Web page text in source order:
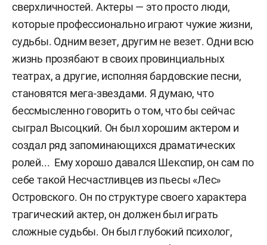
сверхличностей. Актеры — это просто люди,
которые профессионально играют чужие жизни,
судьбы. Одним везет, другим не везет. Одни всю
жизнь прозябают в своих провинциальных
театрах, а другие, исполняя бардовские песни,
становятся мега-звездами. Я думаю, что
бессмысленно говорить о том, что бы сейчас
сыграл Высоцкий. Он был хорошим актером и
создал ряд запоминающихся драматических
ролей... Ему хорошо давался Шекспир, он сам по
себе такой Несчастливцев из пьесы «Лес»
Островского. Он по структуре своего характера
трагический актер, он должен был играть
сложные судьбы. Он был глубокий психолог,